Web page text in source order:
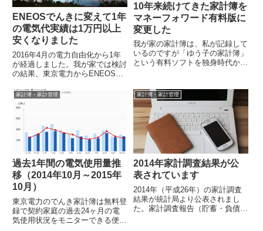
ENEOSでんきに変えて1年
の電気代実績は1万円以上
安くなりました
2016年4月の電力自由化から1年
が経過しました。我が家では検討
の結果、東京電力からENEOSで
て、1年間の実績について電気代
の集計...
10年来続けてきた家計簿を
マネーフォワード有料版に
変更した
我が家の家計簿は、私が記録して
いるのですが「ゆう子の家計簿」
という有料ソフトを独身時代から
らずっとアップデー...
家計簿・家計管理
過去1年間の電気使用量推
移（2014年10月～2015年
10月）
東京電力のでんき家計簿は無料登
録で契約家庭の過去24ヶ月の電
気使用状況をモニターできる便利
家計簿・家計管理
2014年家計調査結果が公
表されています
2014年（平成26年）の家計調査
結果が統計局より公表されまし
た。家計調査報告（貯蓄・負債